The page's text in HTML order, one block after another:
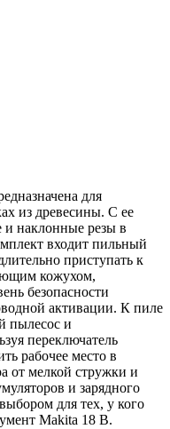
для
из древесины. С ее
наклонные резы в
входит пильный
приступать к
кожухом,
безопасности
активации. К пиле
пылесос и
переключатель
рабочее место в
от мелкой стружки и
и зарядного
для тех, у кого
Makita 18 В.